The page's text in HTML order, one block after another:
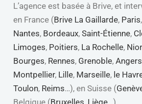
L’agence est basée à Brive, et
en France (Brive La Gaillarde, Paris,
Nantes, Bordeaux, Saint-Étienne,
Limoges, Poitiers, La Rochelle,
Bourges, Rennes, Grenoble, Angers
Montpellier, Lille, Marseille, le
Toulon, Reims…), en Suisse (
Belgique (Bruxelles Liège …).